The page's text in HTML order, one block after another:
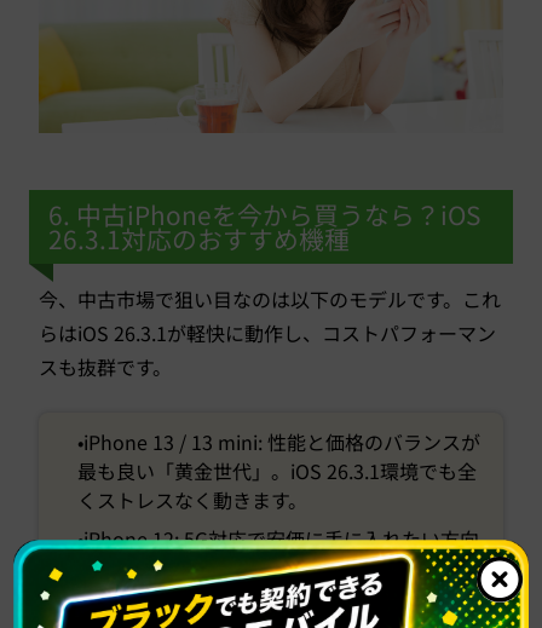
6. 中古iPhoneを今から買うなら？iOS
26.3.1対応のおすすめ機種
今、中古市場で狙い目なのは以下のモデルです。これ
らはiOS 26.3.1が軽快に動作し、コストパフォーマン
スも抜群です。
•iPhone 13 / 13 mini: 性能と価格のバランスが
最も良い「黄金世代」。iOS 26.3.1環境でも全
くストレスなく動きます。
•iPhone 12: 5G対応で安価に手に入れたい方向
け。今回のアップデートでシステムが安定した
ため、再評価されています。